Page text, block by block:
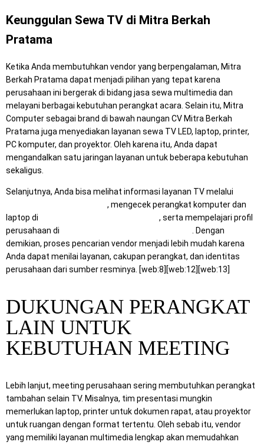
Keunggulan Sewa TV di Mitra Berkah
Pratama
Ketika Anda membutuhkan vendor yang berpengalaman, Mitra
Berkah Pratama dapat menjadi pilihan yang tepat karena
perusahaan ini bergerak di bidang jasa sewa multimedia dan
melayani berbagai kebutuhan perangkat acara. Selain itu, Mitra
Computer sebagai brand di bawah naungan CV Mitra Berkah
Pratama juga menyediakan layanan sewa TV LED, laptop, printer,
PC komputer, dan proyektor. Oleh karena itu, Anda dapat
mengandalkan satu jaringan layanan untuk beberapa kebutuhan
sekaligus.
Selanjutnya, Anda bisa melihat informasi layanan TV melalui
, mengecek perangkat komputer dan
laptop di
, serta mempelajari profil
perusahaan di
. Dengan
demikian, proses pencarian vendor menjadi lebih mudah karena
Anda dapat menilai layanan, cakupan perangkat, dan identitas
perusahaan dari sumber resminya. [web:8][web:12][web:13]
DUKUNGAN PERANGKAT
LAIN UNTUK
KEBUTUHAN MEETING
Lebih lanjut, meeting perusahaan sering membutuhkan perangkat
tambahan selain TV. Misalnya, tim presentasi mungkin
memerlukan laptop, printer untuk dokumen rapat, atau proyektor
untuk ruangan dengan format tertentu. Oleh sebab itu, vendor
yang memiliki layanan multimedia lengkap akan memudahkan